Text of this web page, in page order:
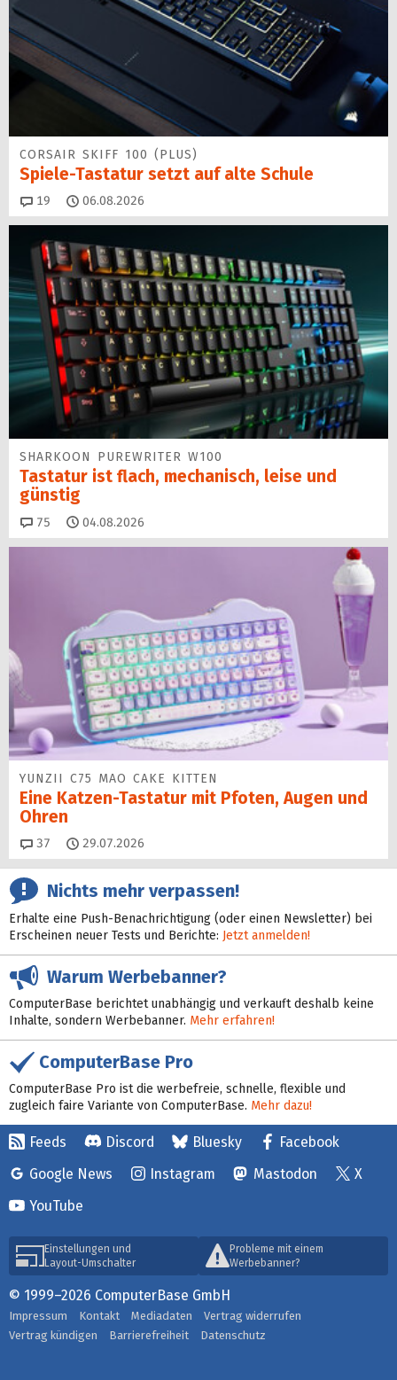
CORSAIR SKIFF 100 (PLUS)
Spiele-Tastatur setzt auf alte Schule
19 Kommentare
06.08.2026
SHARKOON PUREWRITER W100
Tastatur ist flach, mechanisch, leise und
günstig
75 Kommentare
04.08.2026
YUNZII C75 MAO CAKE KITTEN
Eine Katzen-Tastatur mit Pfoten, Augen und
Ohren
37 Kommentare
29.07.2026
Nichts mehr verpassen!
Erhalte eine Push-Benachrichtigung (oder einen Newsletter) bei
Erscheinen neuer Tests und Berichte: Jetzt anmelden!
Warum Werbebanner?
ComputerBase berichtet unabhängig und verkauft deshalb keine
Inhalte, sondern Werbebanner. Mehr erfahren!
ComputerBase Pro
ComputerBase Pro ist die werbefreie, schnelle, flexible und
zugleich faire Variante von ComputerBase. Mehr dazu!
Feeds Discord Bluesky
Facebook
Google News
Instagram Mastodon
X
YouTube
Einstellungen und
Layout-Umschalter
Probleme mit einem
Werbebanner?
© 1999–2026 ComputerBase GmbH
Impressum Kontakt Mediadaten
Vertrag widerrufen
Vertrag kündigen
Barrierefreiheit Datenschutz